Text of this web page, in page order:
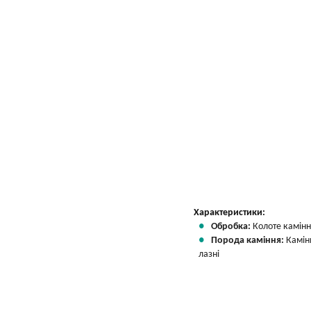
Характеристики:
Обробка: Колоте
Порода каміння:
лазні